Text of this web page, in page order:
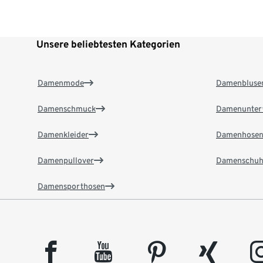
Unsere beliebtesten Kategorien
Damenmode
Damenschmuck
Damenkleider
Damenpullover
Damensporthosen
Damenhosen
facebook youtube pinterest xing